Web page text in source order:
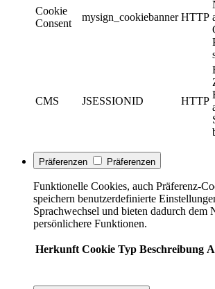
Cookie
Consent
mysign_cookiebanner HTTP
CMS JSESSIONID HTTP
Präferenzen Präferenzen
Funktionelle Cookies, auch Präferenz-
speichern benutzerdefinierte
Sprachwechsel und bieten dadurch dem
persönlichere Funktionen.
Herkunft Cookie Typ Beschreibung